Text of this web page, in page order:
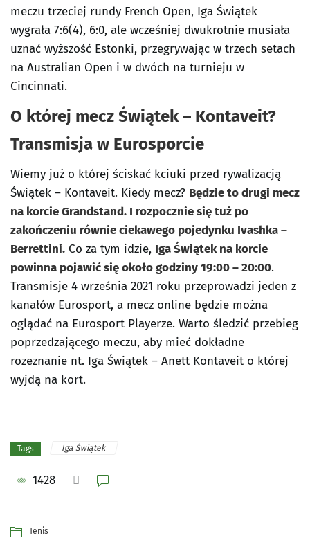
meczu trzeciej rundy French Open, Iga Świątek
wygrała 7:6(4), 6:0, ale wcześniej dwukrotnie musiała
uznać wyższość Estonki, przegrywając w trzech setach
na Australian Open i w dwóch na turnieju w
Cincinnati.
O której mecz Świątek – Kontaveit?
Transmisja w Eurosporcie
Wiemy już o której ściskać kciuki przed rywalizacją
Świątek – Kontaveit. Kiedy mecz? Będzie to drugi mecz
na korcie Grandstand. I rozpocznie się tuż po
zakończeniu równie ciekawego pojedynku Ivashka –
Berrettini. Co za tym idzie, Iga Świątek na korcie
powinna pojawić się około godziny 19:00 – 20:00.
Transmisje 4 września 2021 roku przeprowadzi jeden z
kanałów Eurosport, a mecz online będzie można
oglądać na Eurosport Playerze. Warto śledzić przebieg
poprzedzającego meczu, aby mieć dokładne
rozeznanie nt. Iga Świątek – Anett Kontaveit o której
wyjdą na kort.
Tags Iga Świątek
1428
Tenis